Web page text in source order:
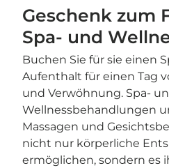
Geschenk zum
Spa- und
Buchen Sie für sie einen
Aufenthalt für einen Tag
und Verwöhnung. Spa-
Wellnessbehandlungen
Massagen und
nicht nur körperliche
ermöglichen, sondern es